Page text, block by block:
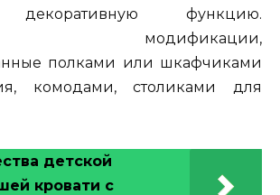
декоративную функцию.
модификации,
полками или шкафчиками
комодами, столиками для
детской
кровати с